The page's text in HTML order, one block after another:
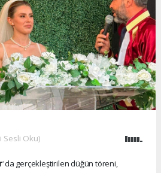
Sesli Oku)
'da gerçekleştirilen düğün töreni,